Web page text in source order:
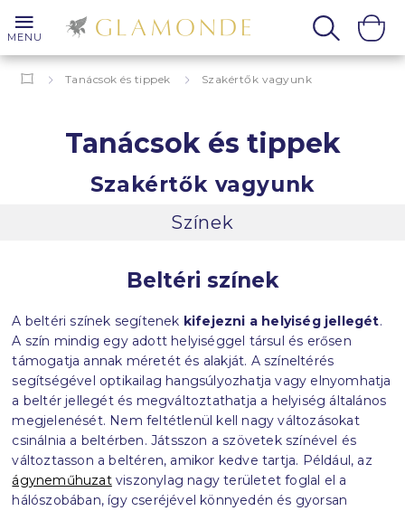
MENU
Tanácsok és tippek Szakértők vagyunk
Tanácsok és tippek
Szakértők vagyunk
Színek
Beltéri színek
A beltéri színek segítenek kifejezni a helyiség jellegét.
A szín mindig egy adott helyiséggel társul és erősen
támogatja annak méretét és alakját. A színeltérés
segítségével optikailag hangsúlyozhatja vagy elnyomhatja
a beltér jellegét és megváltoztathatja a helyiség általános
megjelenését. Nem feltétlenül kell nagy változásokat
csinálnia a beltérben.Játsszon a szövetek színével és
változtasson a beltéren, amikor kedve tartja. Például, az
ágyneműhuzatviszonylag nagy területet foglal el a
hálószobában, így cseréjével könnyedén és gyorsan